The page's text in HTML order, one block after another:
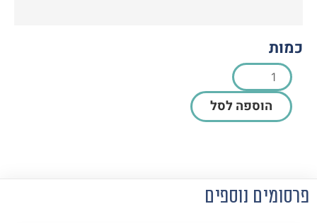
כמות
הוספה לסל
פרסומים נוספים